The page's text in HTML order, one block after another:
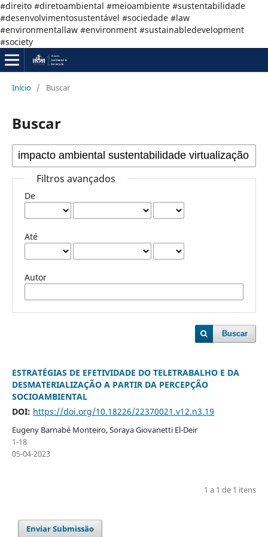
#direito #diretoambiental #meioambiente #sustentabilidade
#desenvolvimentosustentável #sociedade #law
#environmentallaw #environment #sustainabledevelopment
#society
Início / Buscar
Buscar
Filtros avançados
De
Até
Autor
Buscar
ESTRATÉGIAS DE EFETIVIDADE DO TELETRABALHO E DA
DESMATERIALIZAÇÃO A PARTIR DA PERCEPÇÃO
SOCIOAMBIENTAL
DOI: https://doi.org/10.18226/22370021.v12.n3.19
Eugeny Barnabé Monteiro, Soraya Giovanetti El-Deir
1-18
05-04-2023
1 a 1 de 1 itens
Enviar Submissão